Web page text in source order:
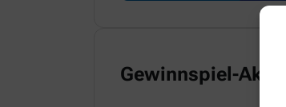
Gewinnspiel-Aktion